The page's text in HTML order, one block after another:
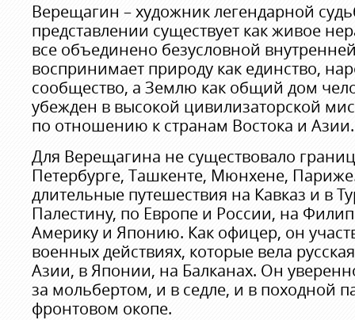
Верещагин – художник легендарной
представлении существует как живое
все объединено безусловной
воспринимает природу как единство,
сообщество, а Землю как общий дом
убежден в высокой цивилизаторской
по отношению к странам Востока и Азии.
Для Верещагина не существовало
Петербурге, Ташкенте, Мюнхене,
длительные путешествия на Кавказ и в
Палестину, по Европе и России, на
Америку и Японию. Как офицер, он
военных действиях, которые вела
Азии, в Японии, на Балканах. Он
за мольбертом, и в седле, и в походной
фронтовом окопе.